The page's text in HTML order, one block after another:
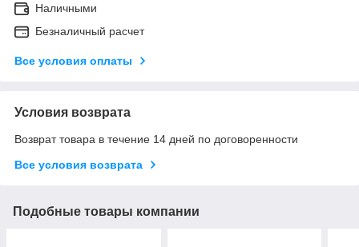
Наличными
Безналичный расчет
Все условия оплаты
Условия возврата
Возврат товара в течение 14 дней по договоренности
Все условия возврата
Подобные товары компании